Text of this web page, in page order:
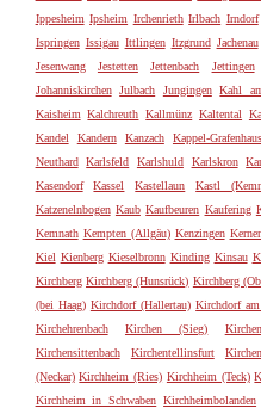
Ippesheim Ipsheim Irchenrieth Irlbach Irndorf
Ispringen Issigau Ittlingen Itzgrund Jachenau
Jesenwang
Jestetten Jettenbach Jettingen
Johanniskirchen
Julbach Jungingen Kahl
Kaisheim Kalchreuth Kallmünz Kaltental
Kandel
Kandern Kanzach Kappel-
Neuthard
Karlsfeld Karlshuld Karlskron
Kasendorf
Kassel Kastellaun Kastl
Katzenelnbogen Kaub Kaufbeuren Kaufering
Kemnath Kempten (Allgäu) Kenzingen
Kiel Kienberg Kieselbronn Kinding Kinsau
Kirchberg Kirchberg (Hunsrück) Kirchberg
(bei Haag) Kirchdorf (Hallertau) Kirchdorf
Kirchehrenbach
Kirchen (Sieg)
Kirchensittenbach
Kirchentellinsfurt
(Neckar) Kirchheim (Ries) Kirchheim (Teck)
Kirchheim in Schwaben Kirchheimbolanden